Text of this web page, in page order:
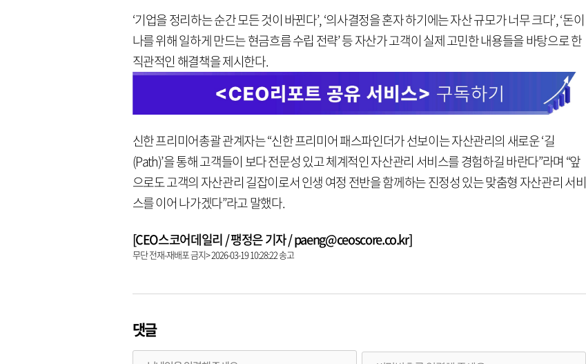
‘기업을 정리하는 순간 모든 것이 바뀐다’, ‘의사결정을 혼자 하기에는 자산 규모가 너무 크다’, ‘돈이
나를 위해 일하게 만드는 현금흐름 수립 전략’ 등 자산가 고객이 실제 고민한 내용들을 바탕으로 한
직관적인 해결책을 제시한다.
신한 프리미어총괄 관계자는 “신한 프리미어 패스파인더가 선보이는 자산관리의 새로운 ‘길
(Path)’을 통해 고객들이 보다 전문성 있고 체계적인 자산관리 서비스를 경험하길 바란다”라며 “앞
으로도 고객의 자산관리 길잡이로서 인생 여정 전반을 함께하는 진정성 있는 맞춤형 자산관리 서비
스를 이어 나가겠다”라고 말했다.
[CEO스코어데일리 / 팽정은 기자 / paeng@ceoscore.co.kr]
무단 전재-재배포 금지> 2026-03-19 10:28:22 송고
댓글